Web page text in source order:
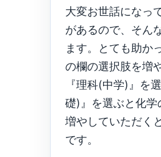
大変お世話になっ
があるので、そん
ます。とても助か
の欄の選択肢を増
『理科(中学)』を
礎)』を選ぶと化
増やしていただく
です。